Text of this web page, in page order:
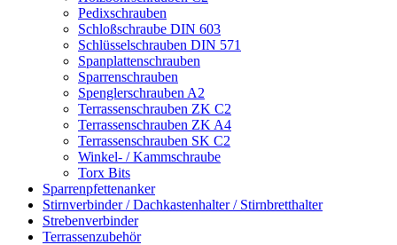
Pedixschrauben
Schloßschraube DIN 603
Schlüsselschrauben DIN 571
Spanplattenschrauben
Sparrenschrauben
Spenglerschrauben A2
Terrassenschrauben ZK C2
Terrassenschrauben ZK A4
Terrassenschrauben SK C2
Winkel- / Kammschraube
Torx Bits
Sparrenpfettenanker
Stirnverbinder / Dachkastenhalter / Stirnbretthalter
Strebenverbinder
Terrassenzubehör